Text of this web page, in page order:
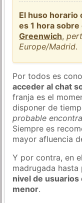
El huso
es 1 hora sobre
Greenwich,
Europe/Madrid.
Por todos es
acceder al chat
franja es el
disponer de
probable
Siempre es
mayor afluencia
Y por contra, en
madrugada
nivel de usuarios
menor.